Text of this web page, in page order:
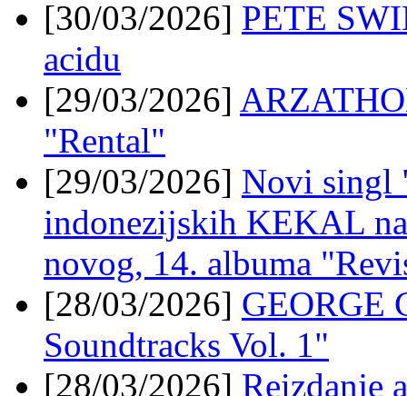
[30/03/2026] PETE
acidu
[29/03/2026]
"Rental"
[29/03/2026] Novi singl
indonezijskih KEKAL
novog, 14. albuma
[28/03/2026] GEORGE
Soundtracks Vol. 1"
[28/03/2026] Reizdanje